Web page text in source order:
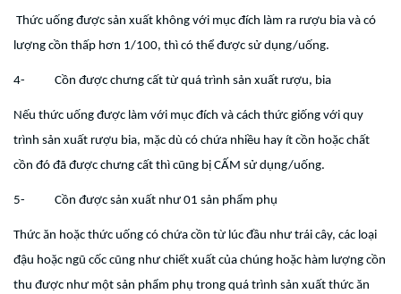
Thức uống được sản xuất không với mục đích làm ra rượu bia và có
lượng cồn thấp hơn 1/100, thì có thể được sử dụng/uống.
4- Cồn được chưng cất từ quá trình sản xuất rượu, bia
Nếu thức uống được làm với mục đích và cách thức giống với quy
trình sản xuất rượu bia, mặc dù có chứa nhiều hay ít cồn hoặc chất
cồn đó đã được chưng cất thì cũng bị CẤM sử dụng/uống.
5- Cồn được sản xuất như 01 sản phẩm phụ
Thức ăn hoặc thức uống có chứa cồn từ lúc đầu như trái cây, các loại
đậu hoặc ngũ cốc cũng như chiết xuất của chúng hoặc hàm lượng cồn
thu được như một sản phẩm phụ trong quá trình sản xuất thức ăn